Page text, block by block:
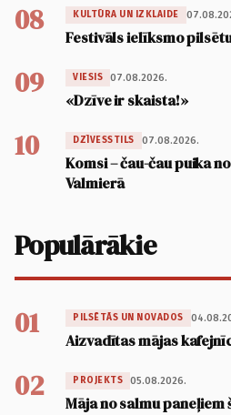
08 KULTŪRA UN IZKLAIDE
Festivāls ielīksmo
09 VIESIS 07.08.2026.
«Dzīve ir skaista!»
10 DZĪVESSTILS 07.08.2026.
Komsi – čau-čau puika
Valmierā
Populārākie
01 PILSĒTĀS UN NOVADOS
Aizvadītas mājas
02 PROJEKTS 05.08.2026.
Māja no salmu